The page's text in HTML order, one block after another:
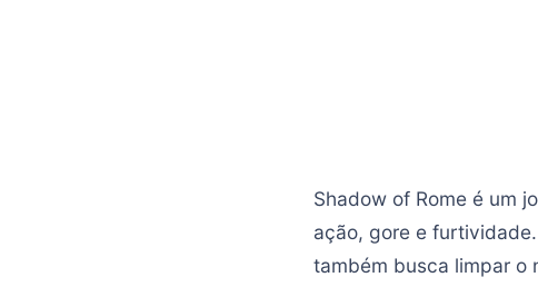
Shadow of Rome é um
ação, gore e
também busca limpar o